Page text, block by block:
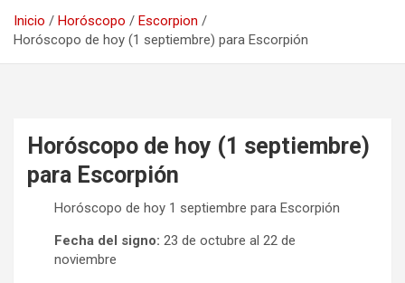
Inicio Horóscopo
Escorpion
Horóscopo de hoy (1 septiembre) para Escorpión
Horóscopo de hoy (1 septiembre)
para Escorpión
Horóscopo de hoy 1 septiembre para Escorpión
Fecha del signo: 23 de octubre al 22 de
noviembre